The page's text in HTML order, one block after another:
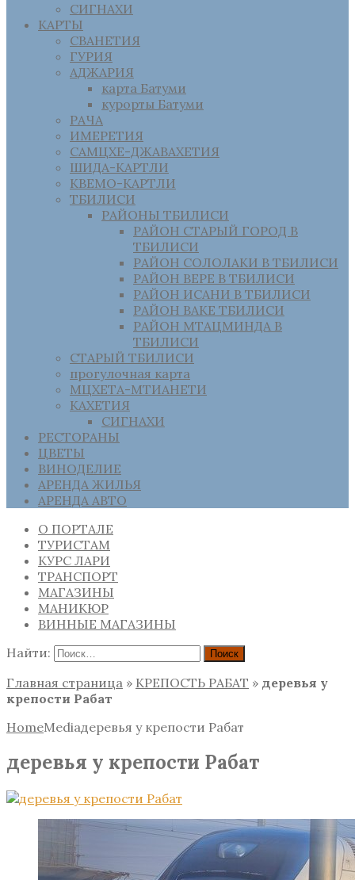
СИГНАХИ
КАРТЫ
СВАНЕТИЯ
ГУРИЯ
АДЖАРИЯ
карта Батуми
курорты Батуми
РАЧА
ИМЕРЕТИЯ
САМЦХЕ-ДЖАВАХЕТИЯ
ШИДА-КАРТЛИ
КВЕМО-КАРТЛИ
ТБИЛИСИ
РАЙОНЫ ТБИЛИСИ
РАЙОН СТАРЫЙ ГОРОД В
ТБИЛИСИ
РАЙОН СОЛОЛАКИ В ТБИЛИСИ
РАЙОН ВЕРЕ В ТБИЛИСИ
РАЙОН ИСАНИ В ТБИЛИСИ
РАЙОН ВАКЕ ТБИЛИСИ
РАЙОН МТАЦМИНДА В
ТБИЛИСИ
СТАРЫЙ ТБИЛИСИ
прогулочная карта
МЦХЕТА-МТИАНЕТИ
КАХЕТИЯ
СИГНАХИ
РЕСТОРАНЫ
ЦВЕТЫ
ВИНОДЕЛИЕ
АРЕНДА ЖИЛЬЯ
АРЕНДА АВТО
О ПОРТАЛЕ
ТУРИСТАМ
КУРС ЛАРИ
ТРАНСПОРТ
МАГАЗИНЫ
МАНИКЮР
ВИННЫЕ МАГАЗИНЫ
Найти:
Главная страница » КРЕПОСТЬ РАБАТ » деревья у
крепости Рабат
HomeMediaдеревья у крепости Рабат
деревья у крепости Рабат